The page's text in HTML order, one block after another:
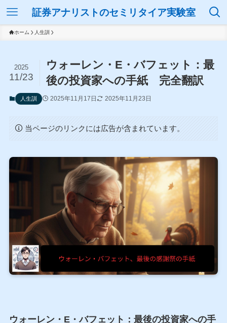
証券アナリストのセミリタイア実験室
ホーム 人生訓
ウォーレン・E・バフェット：最
後の投資家への手紙 完全翻訳
2025
11/23
人生訓 2025年11月17日 2025年11月23日
当ページのリンクには広告が含まれています。
ウォーレン・E・バフェット：最後の投資家への手